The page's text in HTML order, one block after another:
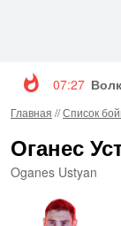
07:27
Главная //Список
Оганес
Oganes Ustyan